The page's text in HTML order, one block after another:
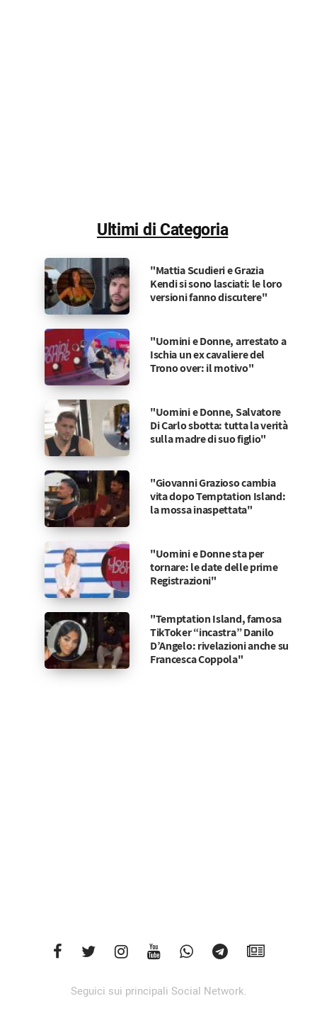
Ultimi di Categoria
"Mattia Scudieri e Grazia
Kendi si sono lasciati: le loro
versioni fanno discutere"
"Uomini e Donne, arrestato a
Ischia un ex cavaliere del
Trono over: il motivo"
"Uomini e Donne, Salvatore
Di Carlo sbotta: tutta la verità
sulla madre di suo figlio"
"Giovanni Grazioso cambia
vita dopo Temptation Island:
la mossa inaspettata"
"Uomini e Donne sta per
tornare: le date delle prime
Registrazioni"
"Temptation Island, famosa
TikToker “incastra” Danilo
D’Angelo: rivelazioni anche su
Francesca Coppola"
Seguici sui principali Social Network.